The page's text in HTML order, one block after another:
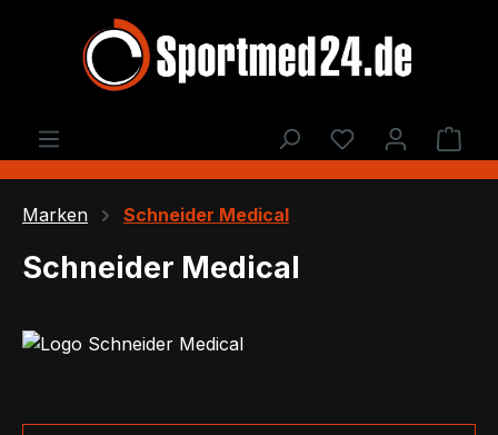
Zum Hauptinhalt springen
Du hast 0
Marken Schneider Medical
Schneider Medical